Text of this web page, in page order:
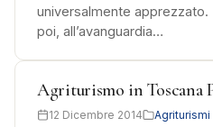
universalmente
poi, all’avanguardia…
Agriturismo in Toscana
12 Dicembre 2014 Agriturismi